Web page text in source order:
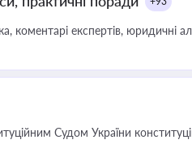
коментарі експертів, юридичні
Судом України